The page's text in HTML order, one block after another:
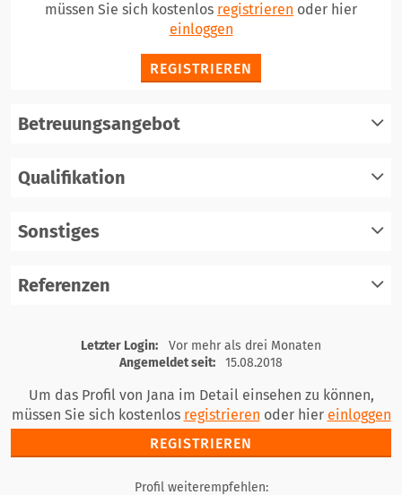
müssen Sie sich kostenlos registrieren oder hier
einloggen
REGISTRIEREN
Betreuungsangebot
Qualifikation
Sonstiges
Referenzen
registrieren
einloggen
Letzter Login:
Vor mehr als drei Monaten
Angemeldet seit:
15.08.2018
Um das Profil von Jana im Detail einsehen zu können,
müssen Sie sich kostenlos registrieren oder hier einloggen
REGISTRIEREN
Profil weiterempfehlen: